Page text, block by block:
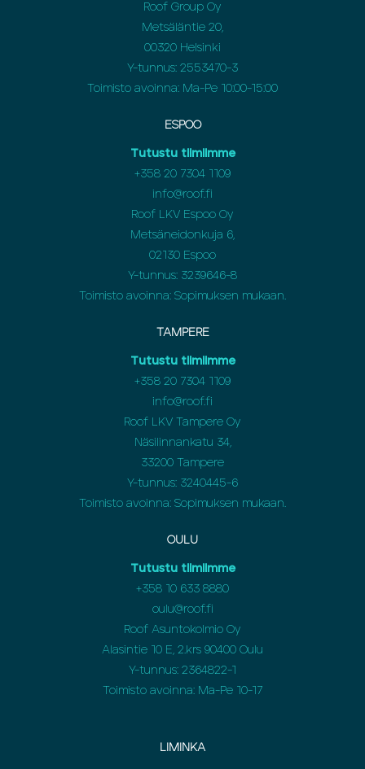
Roof Group Oy
Metsäläntie 20,
00320 Helsinki
Y-tunnus: 2553470-3
Toimisto avoinna: Ma-Pe 10:00-15:00
ESPOO
Tutustu tiimiimme
+358 20 7304 1109
info@roof.fi
Roof LKV Espoo Oy
Metsäneidonkuja 6,
02130 Espoo
Y-tunnus: 3239646-8
Toimisto avoinna: Sopimuksen mukaan.
TAMPERE
Tutustu tiimiimme
+358 20 7304 1109
info@roof.fi
Roof LKV Tampere Oy
Näsilinnankatu 34,
33200 Tampere
Y-tunnus: 3240445-6
Toimisto avoinna: Sopimuksen mukaan.
OULU
Tutustu tiimiimme
+358 10 633 8880
oulu@roof.fi
Roof Asuntokolmio Oy
Alasintie 10 E, 2.krs 90400 Oulu
Y-tunnus: 2364822-1
Toimisto avoinna: Ma-Pe 10-17
LIMINKA